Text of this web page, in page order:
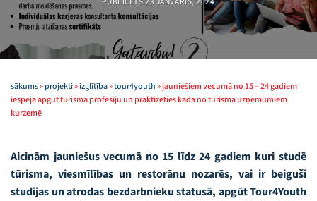
sākums»projekti»izglītība»tour4youth»jauniešiem vecumā no 15 – 24 gadiem
iespēja apgūt tūrisma profesiju un praktizēties kādā no tūrisma uzņēmumiem
kurzemē
Aicinām jauniešus vecumā no 15 līdz 24 gadiem kuri studē
tūrisma, viesmīlības un restorānu nozarēs, vai ir beiguši
studijas un atrodas bezdarbnieku statusā, apgūt Tour4Youth